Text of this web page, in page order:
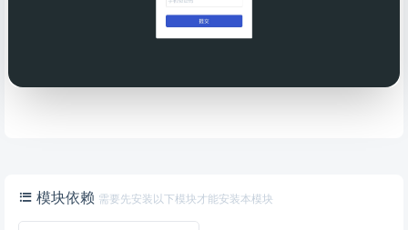
模块依赖 需要先安装以下模块才能安装本模块